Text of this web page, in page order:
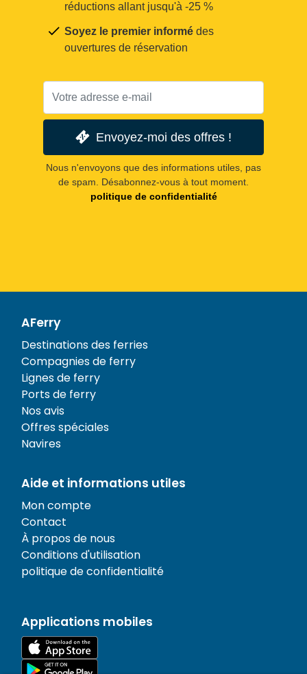
réductions allant jusqu'à -25 %
Soyez le premier informé des
ouvertures de réservation
Envoyez-moi des offres !
Nous n'envoyons que des informations utiles, pas
de spam. Désabonnez-vous à tout moment.
politique de confidentialité
AFerry
Destinations des ferries
Compagnies de ferry
Lignes de ferry
Ports de ferry
Nos avis
Offres spéciales
Navires
Aide et informations utiles
Mon compte
Contact
À propos de nous
Conditions d'utilisation
politique de confidentialité
Applications mobiles